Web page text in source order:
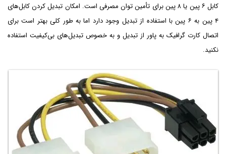
کابل ۶ پین یا ۸ پین برای تأمین توان مصرفی است. امکان تبدیل کردن کابل‌های
۴ پین به ۶ پین با استفاده از تبدیل وجود دارد اما به طور کلی بهتر است برای
اتصال کارت گرافیک به پاور از تبدیل و به خصوص تبدیل‌های بی‌کیفیت استفاده
نکنید.